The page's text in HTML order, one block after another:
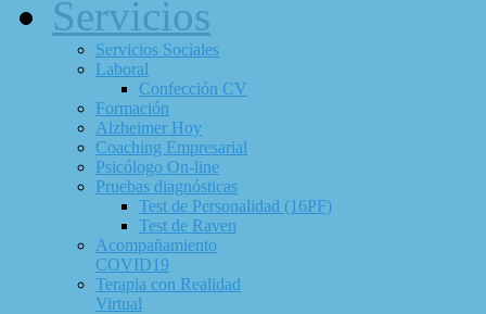
Servicios
Servicios Sociales
Laboral
Confección CV
Formación
Alzheimer Hoy
Coaching Empresarial
Psicólogo On-line
Pruebas diagnósticas
Test de Personalidad (16PF)
Test de Raven
Acompañamiento
COVID19
Terapia con Realidad
Virtual